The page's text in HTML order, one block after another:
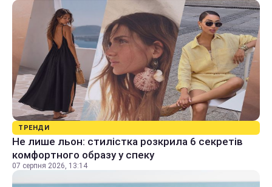
ТРЕНДИ
Не лише льон: стилістка розкрила 6 секретів
комфортного образу у спеку
07 серпня 2026, 13:14